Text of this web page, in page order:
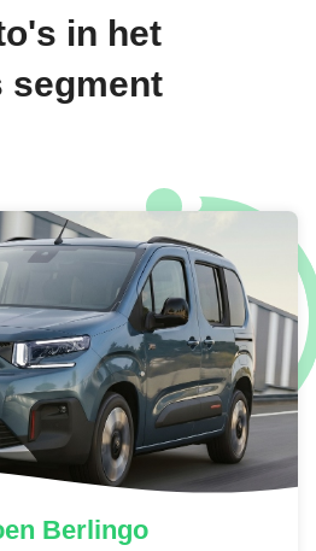
segment
Berlingo